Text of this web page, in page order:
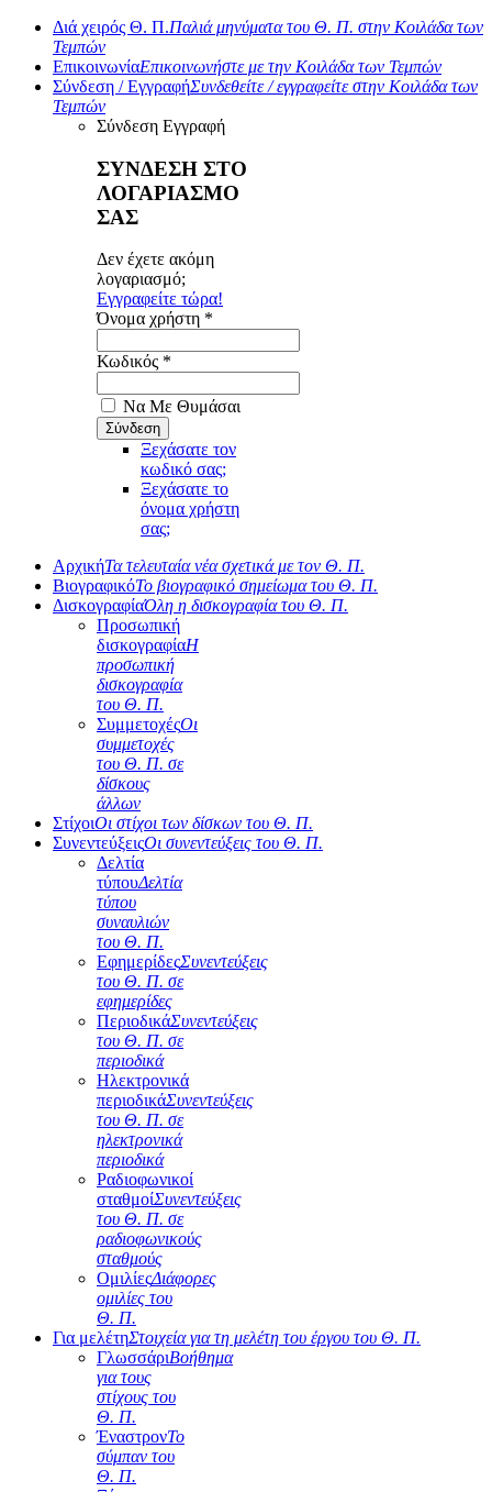
Διά χειρός Θ. Π.Παλιά μηνύματα του Θ. Π. στην Κοιλάδα των
Τεμπών
ΕπικοινωνίαΕπικοινωνήστε με την Κοιλάδα των Τεμπών
Σύνδεση / ΕγγραφήΣυνδεθείτε / εγγραφείτε στην Κοιλάδα των
Τεμπών
Σύνδεση Εγγραφή
ΣΥΝΔΕΣΗ ΣΤΟ
ΛΟΓΑΡΙΑΣΜΟ
ΣΑΣ
Δεν έχετε ακόμη
λογαριασμό;
Εγγραφείτε τώρα!
Όνομα χρήστη *
Κωδικός *
Να Με Θυμάσαι
Ξεχάσατε τον
κωδικό σας;
Ξεχάσατε το
όνομα χρήστη
σας;
ΑρχικήΤα τελευταία νέα σχετικά με τον Θ. Π.
ΒιογραφικόΤο βιογραφικό σημείωμα του Θ. Π.
ΔισκογραφίαΌλη η δισκογραφία του Θ. Π.
Προσωπική
δισκογραφίαΗ
προσωπική
δισκογραφία
του Θ. Π.
ΣυμμετοχέςΟι
συμμετοχές
του Θ. Π. σε
δίσκους
άλλων
ΣτίχοιΟι στίχοι των δίσκων του Θ. Π.
ΣυνεντεύξειςΟι συνεντεύξεις του Θ. Π.
Δελτία
τύπουΔελτία
τύπου
συναυλιών
του Θ. Π.
ΕφημερίδεςΣυνεντεύξεις
του Θ. Π. σε
εφημερίδες
ΠεριοδικάΣυνεντεύξεις
του Θ. Π. σε
περιοδικά
Ηλεκτρονικά
περιοδικάΣυνεντεύξεις
του Θ. Π. σε
ηλεκτρονικά
περιοδικά
Ραδιοφωνικοί
σταθμοίΣυνεντεύξεις
του Θ. Π. σε
ραδιοφωνικούς
σταθμούς
ΟμιλίεςΔιάφορες
ομιλίες του
Θ. Π.
Για μελέτηΣτοιχεία για τη μελέτη του έργου του Θ. Π.
ΓλωσσάριΒοήθημα
για τους
στίχους του
Θ. Π.
ΈναστρονΤο
σύμπαν του
Θ. Π.